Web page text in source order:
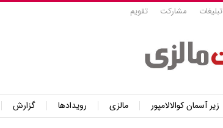
تبلیغات مشارکت تقویم
زیر آسمان کوالالامپور مالزی رویدادها گزارش